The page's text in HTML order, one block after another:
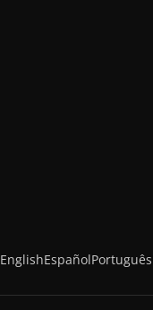
EnglishEspañolPortuguês